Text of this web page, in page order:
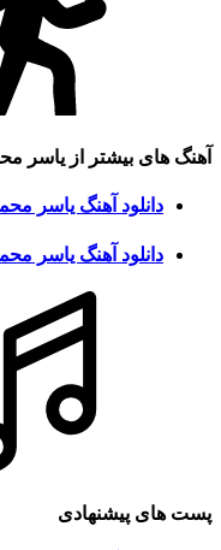
آهنگ های بیشتر از یاسر
دانلود آهنگ یاسر
دانلود آهنگ یاسر
پست های پیشنهادی